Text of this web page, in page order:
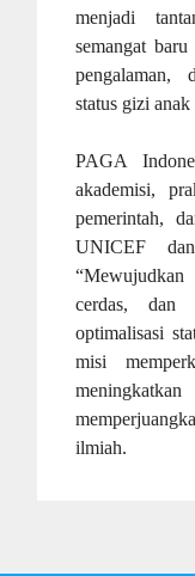
menjadi
semangat
pengalaman,
status gizi
PAGA
akademisi,
pemerintah,
UNICEF
cerdas, dan
optimalisasi
misi
ilmiah.